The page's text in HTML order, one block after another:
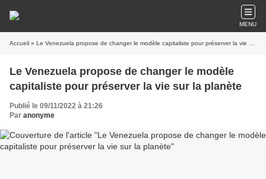
MENU
Accueil » Le Venezuela propose de changer le modèle capitaliste pour préserver la vie sur la planète
Le Venezuela propose de changer le modèle
capitaliste pour préserver la vie sur la planète
Publié le 09/11/2022 à 21:26
Par anonyme